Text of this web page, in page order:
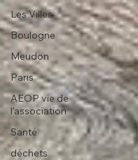
Les Villes
Boulogne
Meudon
Paris
AEOP vie de
l'association
Santé
déchets